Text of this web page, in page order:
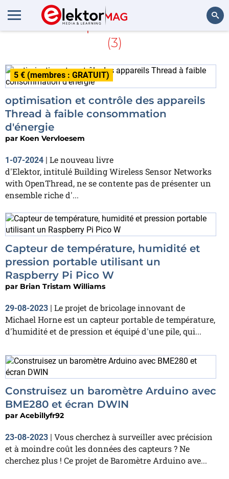
En savoir plus sur BME280
(3)
5 € (membres : GRATUIT)
optimisation et contrôle des appareils
Thread à faible consommation
d'énergie
par Koen Vervloesem
1-07-2024 | Le nouveau livre
d'Elektor, intitulé Building Wireless Sensor Networks
with OpenThread, ne se contente pas de présenter un
ensemble riche d'...
Capteur de température, humidité et
pression portable utilisant un
Raspberry Pi Pico W
par Brian Tristam Williams
29-08-2023 | Le projet de bricolage innovant de
Michael Horne est un capteur portable de température,
d'humidité et de pression et équipé d'une pile, qui...
Construisez un baromètre Arduino avec
BME280 et écran DWIN
par Acebillyfr92
23-08-2023 | Vous cherchez à surveiller avec précision
et à moindre coût les données des capteurs ? Ne
cherchez plus ! Ce projet de Baromètre Arduino ave...